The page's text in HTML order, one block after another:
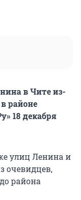
в Чите из-
районе
18 декабря
улиц Ленина и
очевидцев,
района